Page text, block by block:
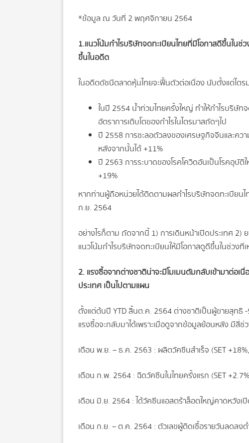
*ข้อมูล ณ วันที่ 2 พฤศจิกายน 2564
1.แนวโน้มกำไรบริษัทจดทะเบียนไทยที่มีโอกาสดีขึ้นในช่
ขึ้นในอดีต
ในอดีตดัชนีตลาดหุ้นไทยจะฟื้นตัวต่อเนื่อง นับตั้งแต่ไต
ในปี 2554 น้ำท่วมไทยครั้งใหญ่ ทำให้กำไรบริษั
อัตราการเติบโตของกำไรในไตรมาสถัดๆไป
ปี 2558 การชะลอตัวลงของเศรษฐกิจจีนและค
หลังจากนั้นได้ +11%
ปี 2563 การระบาดของโรคโควิดอันเป็นโรคอุบั
+19%
หากท่านผู้ถือหน่วยได้ติดตามผลกำไรบริษัทจดทะเบียน
ก.ย. 2564
อย่างไรก็ตาม ถัดจากนี้ 1) การเดินหน้าเปิดประเทศ
แนวโน้มกำไรบริษัทจดทะเบียนให้มีโอกาสดูดีขึ้นในช่วง
2. แรงซื้อจากต่างชาติน่าจะมีโมเมนตัมกลับเข้ามาต่อเ
ประเทศ เป็นไปตามแผน
ตั้งแต่ต้นปี YTD สิ้นต.ค. 2564 ต่างชาติเป็นผู้ขายสุทธิ
แรงซื้อจะกลับมาได้เพราะเมื่อดูจากข้อมูลย้อนหลัง มีสี่
เดือน พ.ย. – ธ.ค. 2563 : ผลิตวัคซีนสำเร็จ (SET
เดือน ก.พ. 2564 : ฉีดวัคซีนในไทยครั้งแรก (SET
เดือน มิ.ย. 2564 : ได้วัคซีนแอสตร้าล็อตใหญ่คาดหวังเ
เดือน ก.ย. – ต.ค. 2564 : ตัวเลขผู้ติดเชื้อรายวันลดลง